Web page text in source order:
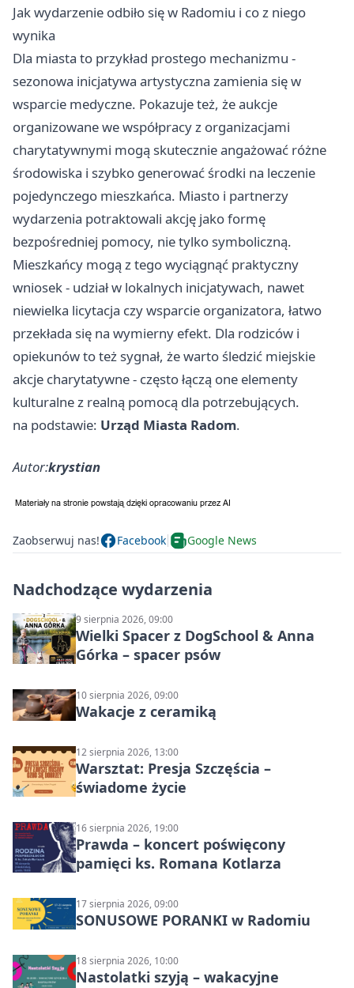
Jak wydarzenie odbiło się w Radomiu i co z niego
wynika
Dla miasta to przykład prostego mechanizmu -
sezonowa inicjatywa artystyczna zamienia się w
wsparcie medyczne. Pokazuje też, że aukcje
organizowane we współpracy z organizacjami
charytatywnymi mogą skutecznie angażować różne
środowiska i szybko generować środki na leczenie
pojedynczego mieszkańca. Miasto i partnerzy
wydarzenia potraktowali akcję jako formę
bezpośredniej pomocy, nie tylko symboliczną.
Mieszkańcy mogą z tego wyciągnąć praktyczny
wniosek - udział w lokalnych inicjatywach, nawet
niewielka licytacja czy wsparcie organizatora, łatwo
przekłada się na wymierny efekt. Dla rodziców i
opiekunów to też sygnał, że warto śledzić miejskie
akcje charytatywne - często łączą one elementy
kulturalne z realną pomocą dla potrzebujących.
na podstawie: Urząd Miasta Radom.
Autor:krystian
Zaobserwuj nas! Facebook Google News
Nadchodzące wydarzenia
9 sierpnia 2026, 09:00
Wielki Spacer z DogSchool & Anna
Górka – spacer psów
10 sierpnia 2026, 09:00
Wakacje z ceramiką
12 sierpnia 2026, 13:00
Warsztat: Presja Szczęścia –
świadome życie
16 sierpnia 2026, 19:00
Prawda – koncert poświęcony
pamięci ks. Romana Kotlarza
17 sierpnia 2026, 09:00
SONUSOWE PORANKI w Radomiu
18 sierpnia 2026, 10:00
Nastolatki szyją – wakacyjne